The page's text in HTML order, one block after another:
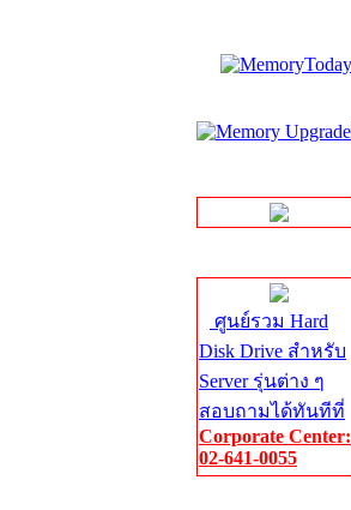
ศูนย์รวม Hard
Disk Drive สำหรับ
Server รุ่นต่าง ๆ
สอบถามได้ทันทีที่
Corporate Center:
02-641-0055